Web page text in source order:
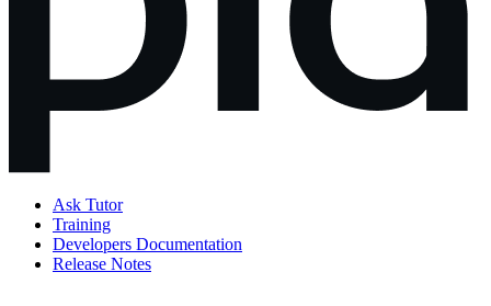
Ask Tutor
Training
Developers Documentation
Release Notes